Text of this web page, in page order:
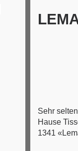
Sehr
Hause
1341